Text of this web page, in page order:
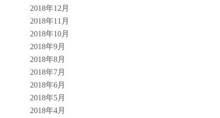
2018年12月
2018年11月
2018年10月
2018年9月
2018年8月
2018年7月
2018年6月
2018年5月
2018年4月